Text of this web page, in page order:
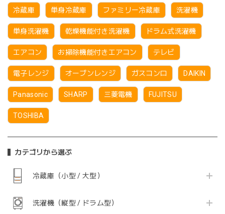
冷蔵庫 単身冷蔵庫 ファミリー冷蔵庫 洗濯機
単身洗濯機 乾燥機能付き洗濯機 ドラム式洗濯機
エアコン お掃除機能付きエアコン テレビ
電子レンジ オーブンレンジ ガスコンロ DAIKIN
Panasonic SHARP 三菱電機 FUJITSU
TOSHIBA
カテゴリから選ぶ
冷蔵庫（小型 / 大型）
洗濯機（縦型 / ドラム型）